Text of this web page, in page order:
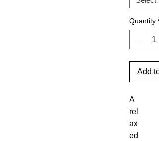
Quantity *
Add
A
rel
ax
ed